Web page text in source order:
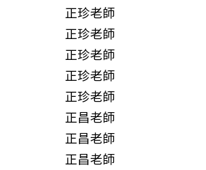
正珍老師
正珍老師
正珍老師
正珍老師
正珍老師
正昌老師
正昌老師
正昌老師